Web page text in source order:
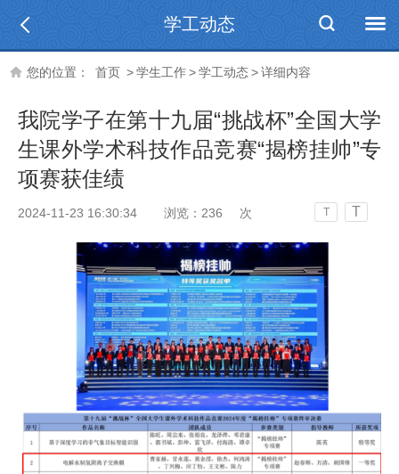
学工动态
您的位置： 首页 >学生工作>学工动态>详细内容
我院学子在第十九届“挑战杯”全国大学
生课外学术科技作品竞赛“揭榜挂帅”专
项赛获佳绩
2024-11-23 16:30:34 浏览： 236 次 T T